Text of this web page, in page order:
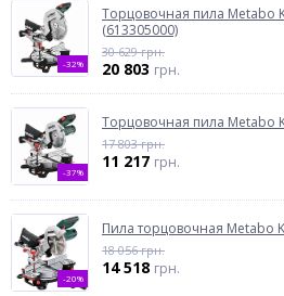
-32%
Торцовочная пила Metabo
(613305000)
30 629 грн.
20 803 грн.
-37%
Торцовочная пила Metabo
17 803 грн.
11 217 грн.
-20%
Пила торцовочная Metabo
18 056 грн.
14 518 грн.